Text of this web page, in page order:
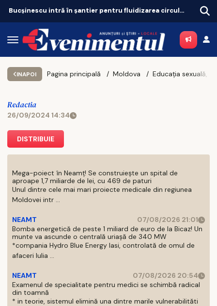
Bucșinescu intră în șantier pentru fluidizarea circulației Iașul bogaților: taxa pe lux se triplează pentru case și mașini
INAPOI Pagina principală Moldova
Redactia
26/09/2024 14:34
DISTRIBUIE
Mega-poiect în Neamț! Se construiește un spital de
aproape 1,7 miliarde de lei, cu 469 de paturi
Unul dintre cele mai mari proiecte medicale din regiunea
Moldovei intr ...
NEAMT
07/08/2026 21:01
Bomba energetică de peste 1 miliard de euro de la Bicaz! Un
munte va ascunde o centrală uriașă de 340 MW
*compania Hydro Blue Energy Iasi, controlată de omul de
afaceri Iulia ...
NEAMT
07/08/2026 20:54
Examenul de specialitate pentru medici se schimbă radical
din toamnă
* in teorie, sistemul elimină una dintre marile vulnerabilităti